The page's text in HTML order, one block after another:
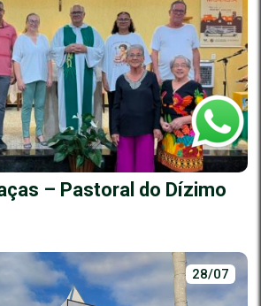
– Pastoral do Dízimo
28/07